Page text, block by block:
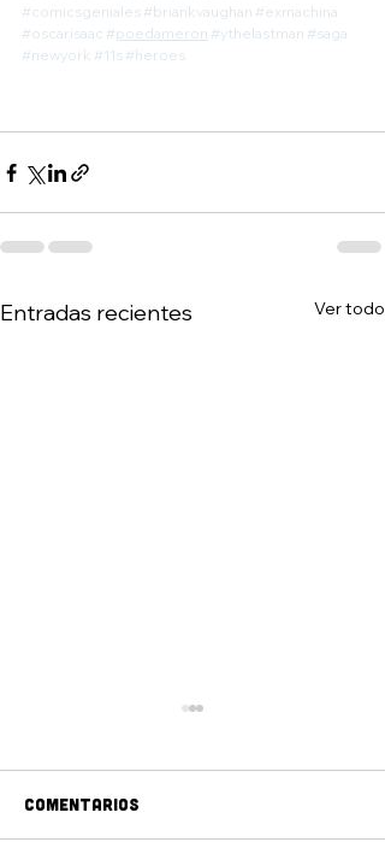
#comicsgeniales #briankvaughan #exmachina
#oscarisaac #poedameron #ythelastman #saga
#newyork #11s #heroes
Entradas recientes Ver todo
Comentarios